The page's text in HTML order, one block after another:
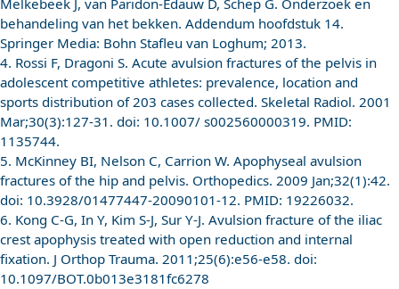
Melkebeek J, van Paridon-Edauw D, Schep G. Onderzoek en
behandeling van het bekken. Addendum hoofdstuk 14.
Springer Media: Bohn Stafleu van Loghum; 2013.
4. Rossi F, Dragoni S. Acute avulsion fractures of the pelvis in
adolescent competitive athletes: prevalence, location and
sports distribution of 203 cases collected. Skeletal Radiol. 2001
Mar;30(3):127-31. doi: 10.1007/ s002560000319. PMID:
1135744.
5. McKinney BI, Nelson C, Carrion W. Apophyseal avulsion
fractures of the hip and pelvis. Orthopedics. 2009 Jan;32(1):42.
doi: 10.3928/01477447-20090101-12. PMID: 19226032.
6. Kong C-G, In Y, Kim S-J, Sur Y-J. Avulsion fracture of the iliac
crest apophysis treated with open reduction and internal
fixation. J Orthop Trauma. 2011;25(6):e56-e58. doi:
10.1097/BOT.0b013e3181fc6278